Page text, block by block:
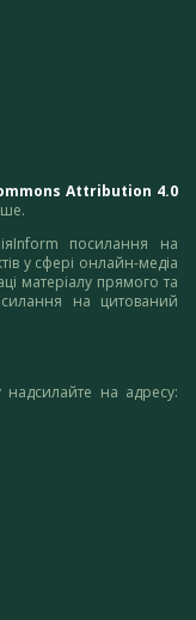
Attribution 4.0
посилання на
у сфері онлайн-медіа
матеріалу прямого та
на цитований
надсилайте на адресу: